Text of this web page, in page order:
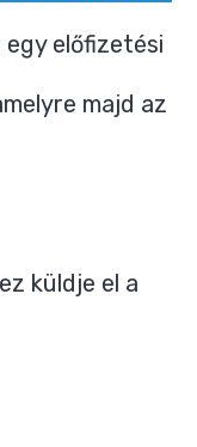
egy előfizetési
majd az
küldje el a